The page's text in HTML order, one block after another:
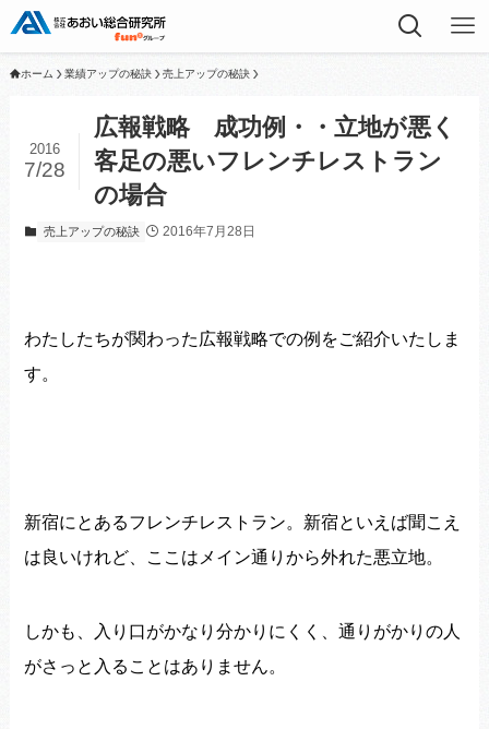
ホーム 業績アップの秘訣 売上アップの秘訣
広報戦略 成功例・・立地が悪く
客足の悪いフレンチレストラン
の場合
2016
7/28
売上アップの秘訣 2016年7月28日
わたしたちが関わった広報戦略での例をご紹介いたしま
す。
新宿にとあるフレンチレストラン。 新宿といえば聞こえ
は良いけれど、 ここはメイン通りから外れた悪立地。
しかも、入り口がかなり分かりにくく、通りがかりの人
がさっと入ることはありません。